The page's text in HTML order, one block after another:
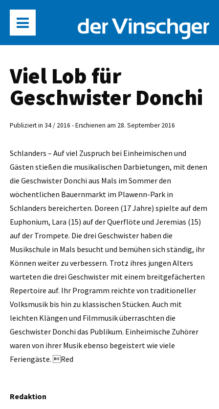
Viel Lob für
Geschwister Donchi
Publiziert in 34 / 2016 - Erschienen am 28. September 2016
Schlanders – Auf viel Zuspruch bei Einheimischen und
Gästen stießen die musikalischen Darbietungen, mit denen
die Geschwister Donchi aus Mals im Sommer den
wöchentlichen Bauernmarkt im Plawenn-Park in
Schlanders bereicherten. Doreen (17 Jahre) spielte auf dem
Euphonium, Lara (15) auf der Querflöte und Jeremias (15)
auf der Trompete. Die drei Geschwister haben die
Musikschule in Mals besucht und bemühen sich ständig, ihr
Können weiter zu verbessern. Trotz ihres jungen Alters
warteten die drei Geschwister mit einem breitgefächerten
Repertoire auf. Ihr Programm reichte von traditioneller
Volksmusik bis hin zu klassischen Stücken. Auch mit
leichten Klängen und Filmmusik überraschten die
Geschwister Donchi das Publikum. Einheimische Zuhörer
waren von ihrer Musik ebenso begeistert wie viele
Feriengäste. Red
Redaktion